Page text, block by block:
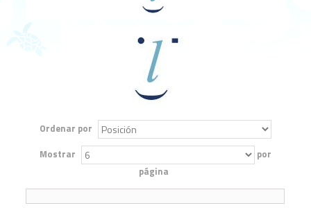
Ordenar por
Mostrar
por
página